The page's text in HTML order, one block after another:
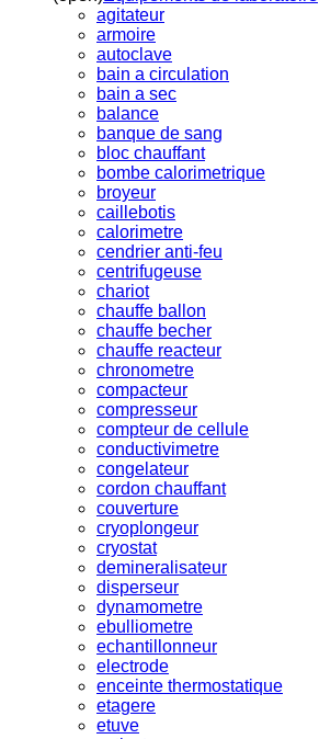
agitateur
armoire
autoclave
bain a circulation
bain a sec
balance
banque de sang
bloc chauffant
bombe calorimetrique
broyeur
caillebotis
calorimetre
cendrier anti-feu
centrifugeuse
chariot
chauffe ballon
chauffe becher
chauffe reacteur
chronometre
compacteur
compresseur
compteur de cellule
conductivimetre
congelateur
cordon chauffant
couverture
cryoplongeur
cryostat
demineralisateur
disperseur
dynamometre
ebulliometre
echantillonneur
electrode
enceinte thermostatique
etagere
etuve